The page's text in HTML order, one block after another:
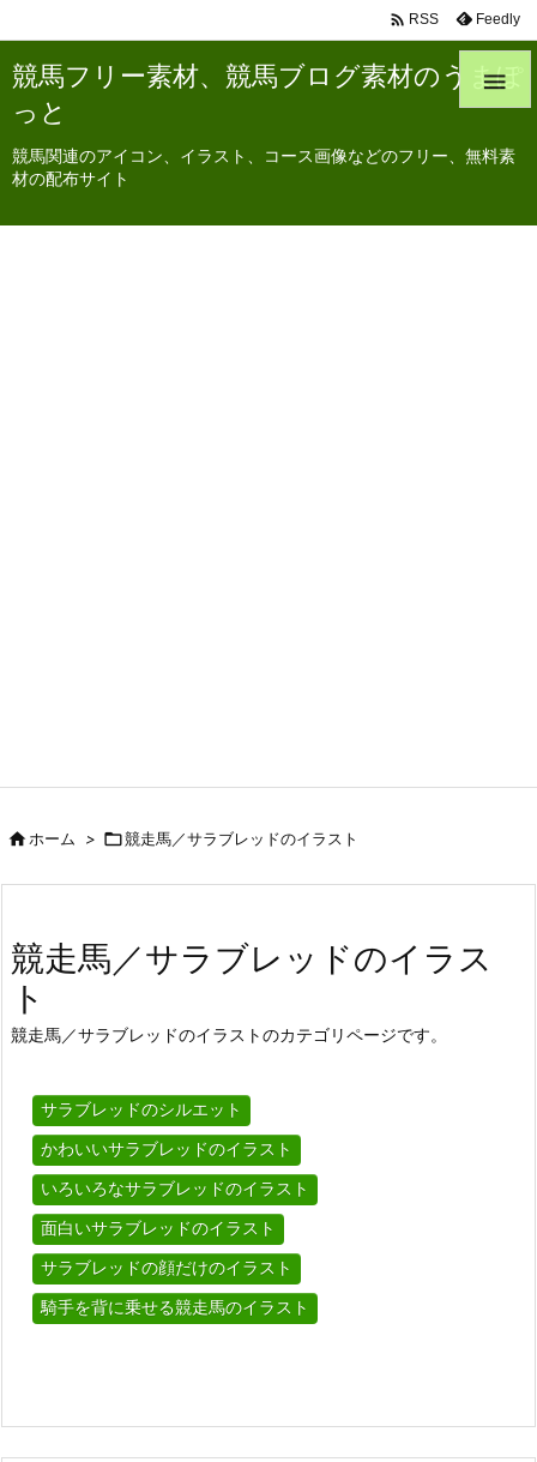
競馬フリー素材、競馬ブログ素材のうまぽ
っと
競馬関連のアイコン、イラスト、コース画像などのフリー、無料素
材の配布サイト

 RSS Feedly
ホーム > 競走馬／サラブレッドのイラスト
競走馬／サラブレッドのイラス
ト
競走馬／サラブレッドのイラストのカテゴリページです。
サラブレッドのシルエット
かわいいサラブレッドのイラスト
いろいろなサラブレッドのイラスト
面白いサラブレッドのイラスト
サラブレッドの顔だけのイラスト
騎手を背に乗せる競走馬のイラスト